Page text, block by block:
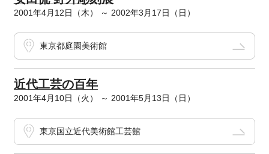
2001年4月12日（木） ～ 2002年3月17日（日）
東京都庭園美術館
近代工芸の百年
2001年4月10日（火） ～ 2001年5月13日（日）
東京国立近代美術館工芸館